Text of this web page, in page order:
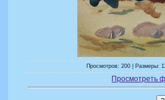
Просмотров: 200 | Размеры:
Просмотреть